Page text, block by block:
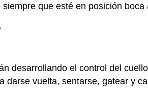
que esté en posición boca
desarrollando el control del
vuelta, sentarse, gatear y